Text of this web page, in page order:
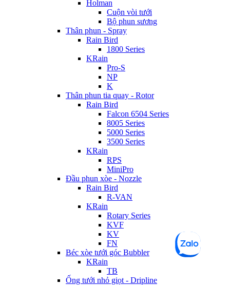
Holman
Cuộn vòi tưới
Bộ phun sương
Thân phun - Spray
Rain Bird
1800 Series
KRain
Pro-S
NP
K
Thân phun tia quay - Rotor
Rain Bird
Falcon 6504 Series
8005 Series
5000 Series
3500 Series
KRain
RPS
MiniPro
Đầu phun xòe - Nozzle
Rain Bird
R-VAN
KRain
Rotary Series
KVF
KV
FN
Béc xòe tưới góc Bubbler
KRain
TB
Ống tưới nhỏ giọt - Dripline